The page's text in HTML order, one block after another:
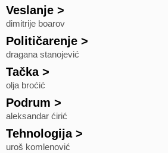
Veslanje >
dimitrije boarov
Političarenje >
dragana stanojević
Tačka>
olja broćić
Podrum >
aleksandar ćirić
Tehnologija>
uroš komlenović